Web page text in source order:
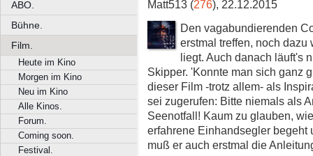
ABO.
Bühne.
Film.
Heute im Kino
Morgen im Kino
Neu im Kino
Alle Kinos.
Forum.
Coming soon.
Festival.
Matt513 (276), 22.12.2015
Den vagabundierenden
erstmal treffen, noch
liegt. Auch danach läuft's
Skipper. 'Konnte man sich ganz
dieser Film -trotz allem- als
sei zugerufen: Bitte niemals als
Seenotfall! Kaum zu glauben,
erfahrene Einhandsegler begeht
muß er auch erstmal die